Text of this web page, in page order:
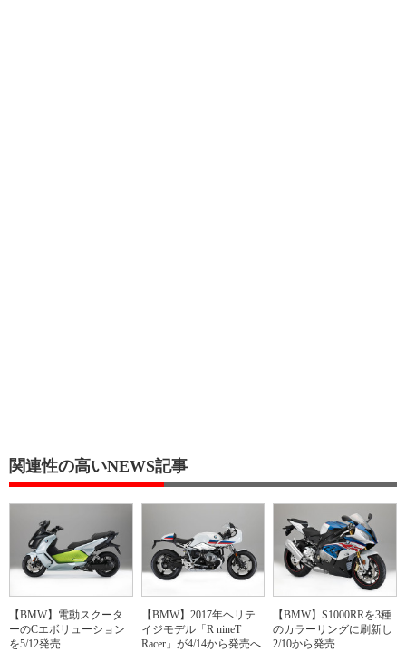
関連性の高いNEWS記事
【BMW】電動スクータ
ーのCエボリューション
を5/12発売
【BMW】2017年ヘリテ
イジモデル「R nineT
Racer」が4/14から発売へ
【BMW】S1000RRを3種
のカラーリングに刷新し
2/10から発売